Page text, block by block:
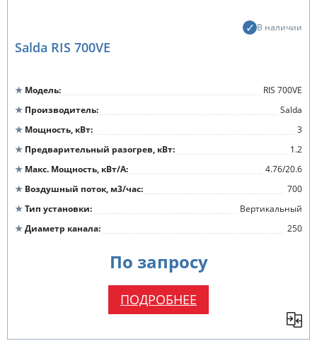
В наличии
Salda RIS 700VE
Модель
RIS 700VE
Производитель
Salda
Мощность, кВт
3
Предварительный разогрев, кВт
1.2
Макс. Мощность, кВт/А
4.76/20.6
Воздушный поток, м3/час
700
Тип установки
Вертикальный
Диаметр канала
250
По запросу
ПОДРОБНЕЕ